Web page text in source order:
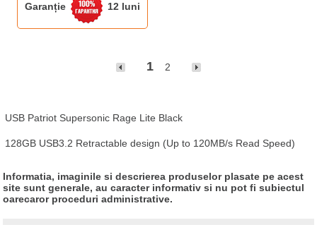
Garanție 12 luni
1 2
USB Patriot Supersonic Rage Lite Black
128GB USB3.2 Retractable design (Up to 120MB/s Read Speed)
Informatia, imaginile si descrierea produselor plasate pe acest
site sunt generale, au caracter informativ si nu pot fi subiectul
oarecaror proceduri administrative.